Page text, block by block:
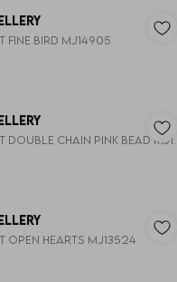
fine bird MJ14905
open hearts MJ13524